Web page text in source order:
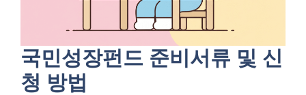
국민성장펀드 준비서류 및 신
청 방법